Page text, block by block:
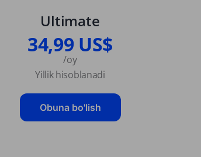
Ultimate
34,99 US$
/oy
Yillik hisoblanadi
Obuna bo'lish